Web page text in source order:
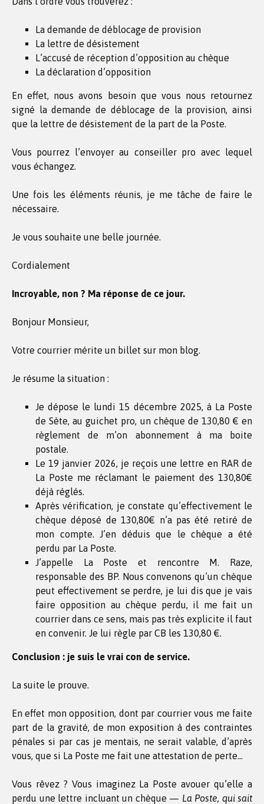
La demande de déblocage de provision
La lettre de désistement
L’accusé de réception d’opposition au chèque
La déclaration d’opposition
En effet, nous avons besoin que vous nous retournez
signé la demande de déblocage de la provision, ainsi
que la lettre de désistement de la part de la Poste.
Vous pourrez l’envoyer au conseiller pro avec lequel
vous échangez.
Une fois les éléments réunis, je me tâche de faire le
nécessaire.
Je vous souhaite une belle journée.
Cordialement
Incroyable, non ? Ma réponse de ce jour.
Bonjour Monsieur,
Votre courrier mérite un billet sur mon blog.
Je résume la situation :
Je dépose le lundi 15 décembre 2025, à La Poste
de Sète, au guichet pro, un chèque de 130,80 € en
règlement de m’on abonnement à ma boite
postale.
Le 19 janvier 2026, je reçois une lettre en RAR de
La Poste me réclamant le paiement des 130,80€
déjà réglés.
Après vérification, je constate qu’effectivement le
chèque déposé de 130,80€ n’a pas été retiré de
mon compte. J’en déduis que le chèque a été
perdu par La Poste.
J’appelle La Poste et rencontre M. Raze,
responsable des BP. Nous convenons qu’un chèque
peut effectivement se perdre, je lui dis que je vais
faire opposition au chèque perdu, il me fait un
courrier dans ce sens, mais pas très explicite il faut
en convenir. Je lui règle par CB les 130,80 €.
Conclusion : je suis le vrai con de service.
La suite le prouve.
En effet mon opposition, dont par courrier vous me faite
part de la gravité, de mon exposition à des contraintes
pénales si par cas je mentais, ne serait valable, d’après
vous, que si La Poste me fait une attestation de perte…
Vous rêvez ? Vous imaginez La Poste avouer qu’elle a
perdu une lettre incluant un chèque — La Poste, qui sait